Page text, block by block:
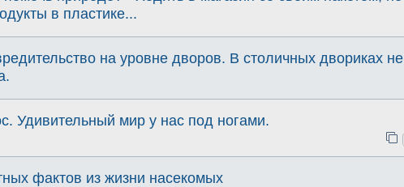
в пластике...
на уровне дворов. В столичных двориках не
Удивительный мир у нас под ногами.
фактов из жизни насекомых